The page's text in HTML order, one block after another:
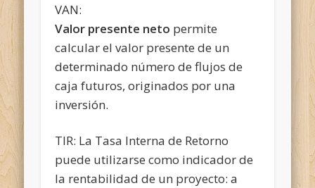
VAN:
Valor presente neto permite
calcular el valor presente de un
determinado número de flujos de
caja futuros, originados por una
inversión.
TIR: La Tasa Interna de Retorno
puede utilizarse como indicador de
la rentabilidad de un proyecto: a